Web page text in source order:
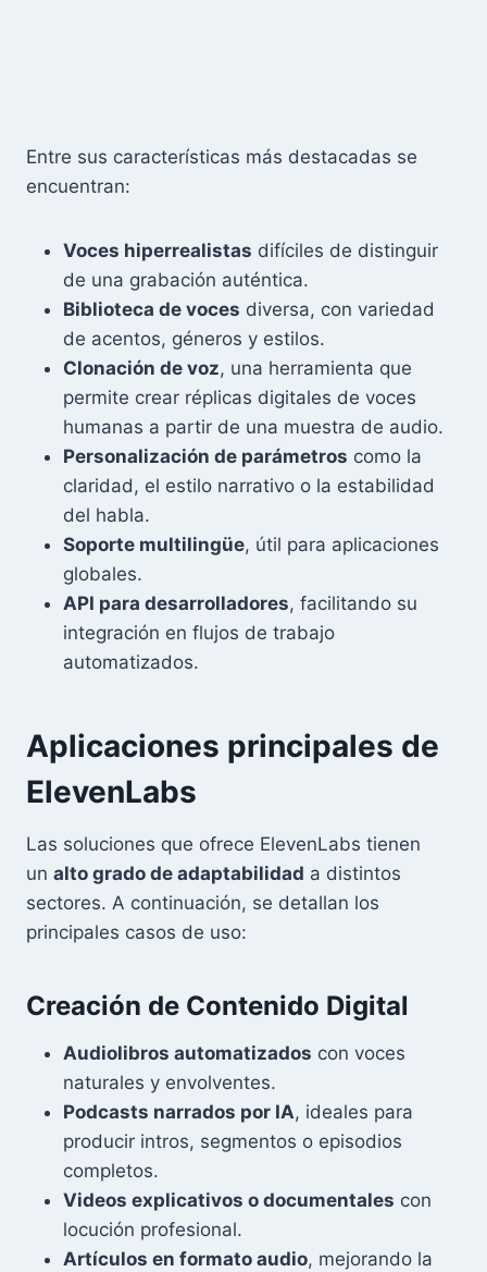
Entre sus características más destacadas se
encuentran:
Voces hiperrealistas difíciles de distinguir
de una grabación auténtica.
Biblioteca de voces diversa, con variedad
de acentos, géneros y estilos.
Clonación de voz, una herramienta que
permite crear réplicas digitales de voces
humanas a partir de una muestra de audio.
Personalización de parámetros como la
claridad, el estilo narrativo o la estabilidad
del habla.
Soporte multilingüe, útil para aplicaciones
globales.
API para desarrolladores, facilitando su
integración en flujos de trabajo
automatizados.
Aplicaciones principales de
ElevenLabs
Las soluciones que ofrece ElevenLabs tienen
un alto grado de adaptabilidad a distintos
sectores. A continuación, se detallan los
principales casos de uso:
Creación de Contenido Digital
Audiolibros automatizados con voces
naturales y envolventes.
Podcasts narrados por IA, ideales para
producir intros, segmentos o episodios
completos.
Videos explicativos o documentales con
locución profesional.
Artículos en formato audio, mejorando la